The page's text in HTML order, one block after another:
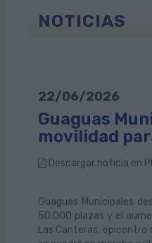
NOTICIAS
22/06/2026
Guaguas
movilidad
Descargar noticia en
Guaguas Municipales
50.000 plazas y el
Las Canteras, epicentro